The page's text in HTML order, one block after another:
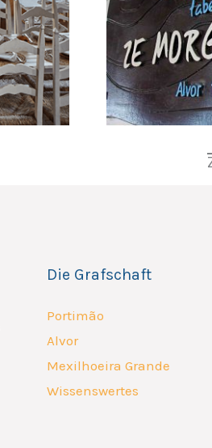
Die Grafschaft
Portimão
Alvor
Mexilhoeira Grande
Wissenswertes